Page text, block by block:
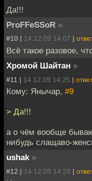
Да!!!
ProFFeSSoR »
#10 | 14.12.09 14:07 |
Всё такое разовое,
Хромой Шайтан »
#11 | 14.12.09 14:25 |
Кому: Янычар, #9
> Да!!!
а о чём вообще
нибудь слащаво-
ushak »
#12 | 14.12.09 14:28 |